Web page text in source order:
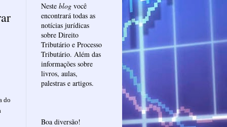
do
Neste blog você
encontrará todas as
notícias jurídicas
sobre Direito
Tributário e Processo
Tributário. Além das
informações sobre
livros, aulas,
palestras e artigos.
Boa diversão!